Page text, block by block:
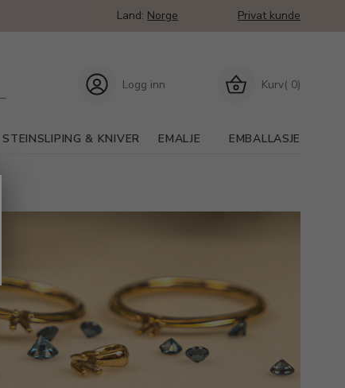
Land: Norge Privat kunde
Kurv( 0)
Logg inn
STEINSLIPING & KNIVER EMALJE EMBALLASJE